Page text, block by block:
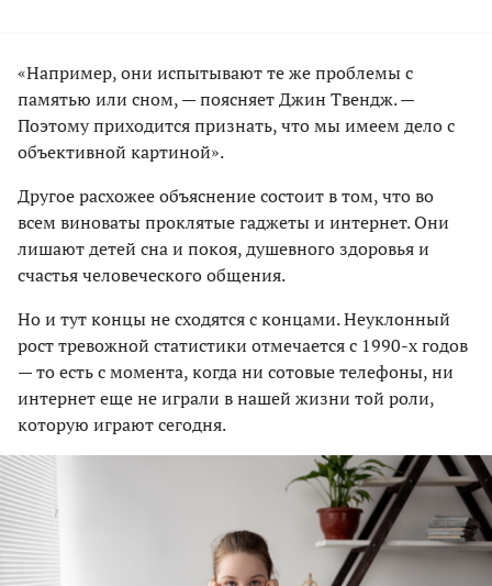
«Например, они испытывают те же проблемы с
памятью или сном, — поясняет Джин Твендж. —
Поэтому приходится признать, что мы имеем дело с
объективной картиной».
Другое расхожее объяснение состоит в том, что во
всем виноваты проклятые гаджеты и интернет. Они
лишают детей сна и покоя, душевного здоровья и
счастья человеческого общения.
Но и тут концы не сходятся с концами. Неуклонный
рост тревожной статистики отмечается с 1990-х годов
— то есть с момента, когда ни сотовые телефоны, ни
интернет еще не играли в нашей жизни той роли,
которую играют сегодня.